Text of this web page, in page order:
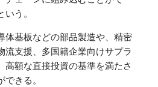
いう。
体基板などの部品製造や、精密
流支援、多国籍企業向けサプラ
高額な直接投資の基準を満たさ
できる。